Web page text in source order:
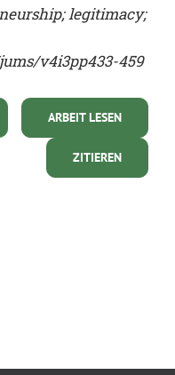
legitimacy;
v4i3pp433-459
ARBEIT LESEN
ZITIEREN